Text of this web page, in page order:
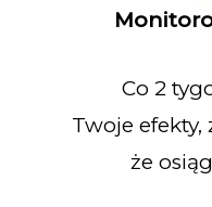
Co 2
Twoje
że